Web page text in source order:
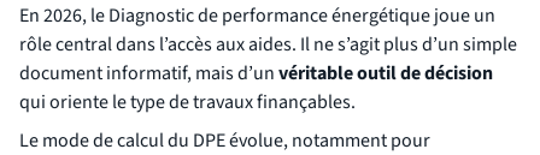
En 2026, le Diagnostic de performance énergétique joue un
rôle central dans l’accès aux aides. Il ne s’agit plus d’un simple
document informatif, mais d’unvéritable outil de décision
qui oriente le type de travaux finançables.
Le mode de calcul du DPE évolue, notamment pour